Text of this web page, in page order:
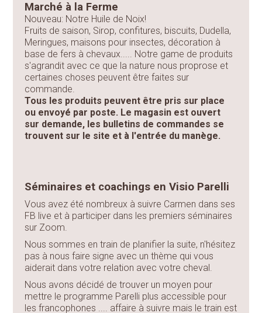
Marché à la Ferme
Nouveau: Notre Huile de Noix!
Fruits de saison, Sirop, confitures, biscuits, Dudella,
Meringues, maisons pour insectes, décoration à
base de fers à chevaux..... Notre game de produits
s'agrandit avec ce que la nature nous proprose et
certaines choses peuvent être faites sur
commande.
Tous les produits peuvent être pris sur place
ou envoyé par poste. Le magasin est ouvert
sur demande, les bulletins de commandes se
trouvent sur le site et à l'entrée du manège.
Séminaires et coachings en Visio Parelli
Vous avez été nombreux à suivre Carmen dans ses
FB live et à participer dans les premiers séminaires
sur Zoom.
Nous sommes en train de planifier la suite, n'hésitez
pas à nous faire signe avec un thème qui vous
aiderait dans votre relation avec votre cheval.
Nous avons décidé de trouver un moyen pour
mettre le programme Parelli plus accessible pour
les francophones .... affaire à suivre mais le train est